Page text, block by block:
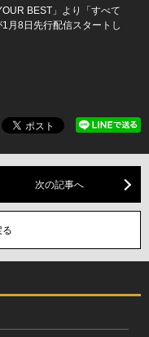
BEST」より「すべて
月8日先行配信スタートし
次の記事へ
る